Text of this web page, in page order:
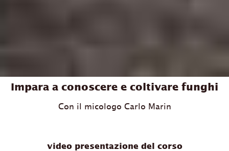
Impara a conoscere e coltivare funghi
Con il micologo Carlo Marin
video presentazione del corso